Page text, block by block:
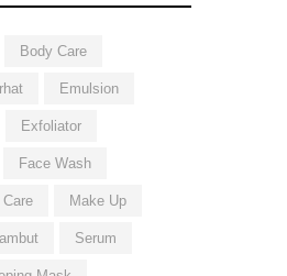
Body Care
Emulsion
Exfoliator
Face Wash
Care Make Up
Serum